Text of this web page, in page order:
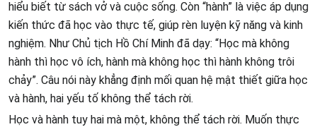
hiểu biết từ sách vở và cuộc sống. Còn “hành” là việc áp dụng
kiến thức đã học vào thực tế, giúp rèn luyện kỹ năng và kinh
nghiệm. Như Chủ tịch Hồ Chí Minh đã dạy: “Học mà không
hành thì học vô ích, hành mà không học thì hành không trôi
chảy”. Câu nói này khẳng định mối quan hệ mật thiết giữa học
và hành, hai yếu tố không thể tách rời.
Học và hành tuy hai mà một, không thể tách rời. Muốn thực